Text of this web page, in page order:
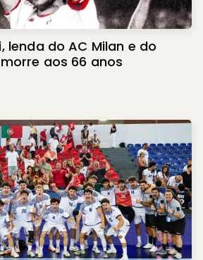
lenda do AC Milan e do
aos 66 anos